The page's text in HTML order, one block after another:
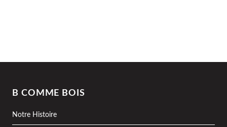
B COMME BOIS
Notre Histoire